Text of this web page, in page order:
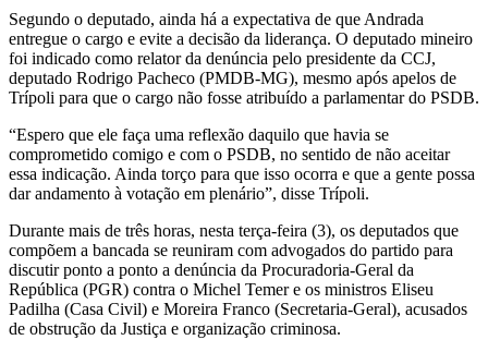
Segundo o deputado, ainda há a expectativa de que Andrada
entregue o cargo e evite a decisão da liderança. O deputado mineiro
foi indicado como relator da denúncia pelo presidente da CCJ,
deputado Rodrigo Pacheco (PMDB-MG), mesmo após apelos de
Trípoli para que o cargo não fosse atribuído a parlamentar do PSDB.
“Espero que ele faça uma reflexão daquilo que havia se
comprometido comigo e com o PSDB, no sentido de não aceitar
essa indicação. Ainda torço para que isso ocorra e que a gente possa
dar andamento à votação em plenário”, disse Trípoli.
Durante mais de três horas, nesta terça-feira (3), os deputados que
compõem a bancada se reuniram com advogados do partido para
discutir ponto a ponto a denúncia da Procuradoria-Geral da
República (PGR) contra o Michel Temer e os ministros Eliseu
Padilha (Casa Civil) e Moreira Franco (Secretaria-Geral), acusados
de obstrução da Justiça e organização criminosa.